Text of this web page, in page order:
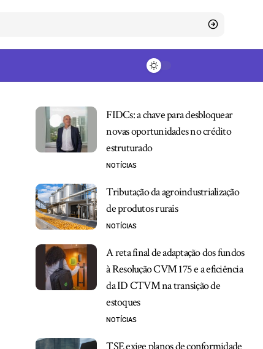
FIDCs: a chave para desbloquear
novas oportunidades no crédito
estruturado
NOTÍCIAS
Tributação da agroindustrialização
de produtos rurais
NOTÍCIAS
A reta final de adaptação dos fundos
à Resolução CVM 175 e a eficiência
da ID CTVM na transição de
estoques
NOTÍCIAS
TSE exige planos de conformidade